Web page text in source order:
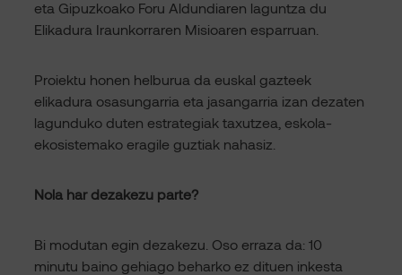
eta Gipuzkoako Foru Aldundiaren laguntza du
Elikadura Iraunkorraren Misioaren esparruan.
Proiektu honen helburua da euskal gazteek
elikadura osasungarria eta jasangarria izan dezaten
lagunduko duten estrategiak taxutzea, eskola-
ekosistemako eragile guztiak nahasiz.
Nola har dezakezu parte?
Bi modutan egin dezakezu. Oso erraza da: 10
minutu baino gehiago beharko ez dituen inkesta